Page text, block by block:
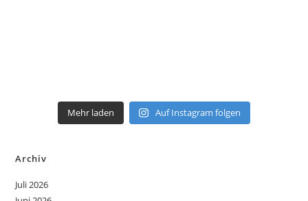
Mehr laden Auf Instagram folgen
Archiv
Juli 2026